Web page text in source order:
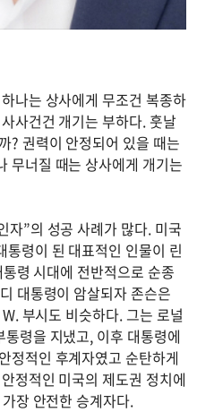
나는 상사에게 무조건 복종하
사건건 개기는 부하다. 훗날
? 권력이 안정되어 있을 때는
무너질 때는 상사에게 개기는
자”의 성공 사례가 많다. 미국
령이 된 대표적인 인물이 린
령 시대에 전반적으로 순종
대통령이 암살되자 존슨은
부시도 비슷하다. 그는 로널
령을 지냈고, 이후 대통령에
정적인 후계자였고 순탄하게
정적인 미국의 제도권 정치에
장 안전한 승계자다.